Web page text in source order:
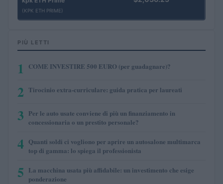
(KPK ETH PRIME)
PIÙ LETTI
1 COME INVESTIRE 500 EURO (per guadagnare)?
2 Tirocinio extra-curriculare: guida pratica per laureati
3 Per le auto usate conviene di più un finanziamento in
concessionaria o un prestito personale?
4 Quanti soldi ci vogliono per aprire un autosalone multimarca
top di gamma: lo spiega il professionista
5 La macchina usata più affidabile: un investimento che esige
ponderazione